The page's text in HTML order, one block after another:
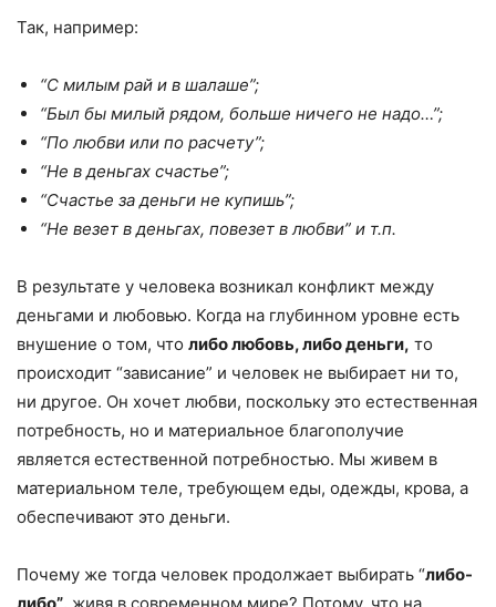
Так, например:
“С милым рай и в шалаше”;
“Был бы милый рядом, больше ничего не надо…”;
“По любви или по расчету”;
“Не в деньгах счастье”;
“Счастье за деньги не купишь”;
“Не везет в деньгах, повезет в любви” и т.п.
В результате у человека возникал конфликт между
деньгами и любовью. Когда на глубинном уровне есть
внушение о том, что либо любовь, либо деньги, то
происходит “зависание” и человек не выбирает ни то,
ни другое. Он хочет любви, поскольку это естественная
потребность, но и материальное благополучие
является естественной потребностью. Мы живем в
материальном теле, требующем еды, одежды, крова, а
обеспечивают это деньги.
Почему же тогда человек продолжает выбирать “либо-